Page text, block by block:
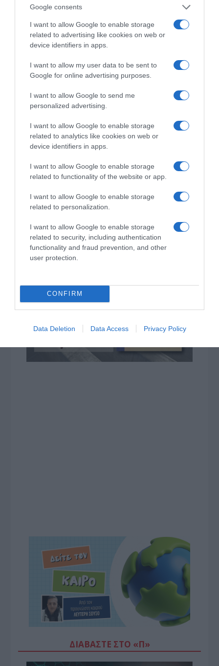
Google consents
I want to allow Google to enable storage
related to advertising like cookies on web or
device identifiers in apps.
I want to allow my user data to be sent to
Google for online advertising purposes.
I want to allow Google to send me
personalized advertising.
I want to allow Google to enable storage
related to analytics like cookies on web or
device identifiers in apps.
I want to allow Google to enable storage
related to functionality of the website or app.
I want to allow Google to enable storage
related to personalization.
I want to allow Google to enable storage
related to security, including authentication
functionality and fraud prevention, and other
user protection.
CONFIRM
Data Deletion Data Access Privacy Policy
άνοδο της θερμοκρασίας
LIVE: Η Θεία Λειτουργία της Μεταμορφώσεως του
Σωτήρος
Ορθόδοξοι υπάρχουν και στα Βαλκάνια, κύριοι του
ΥΠΕΞ!
Ξύπνησαν, αλλά για τους λάθος λόγους…
Μεταμόρφωση του Σωτήρος: Τα έθιμα, ο
συμβολισμός και η αλλαγή του καιρού
Ήλιος και μάτια: Ο αόρατος κίνδυνος του
καλοκαιριού για την όραση
ΤΟ ΒΙΒΛΙΟ ΣΤΟ “Π”
ΔΙΑΒΆΣΤΕ ΣΤΟ «Π»